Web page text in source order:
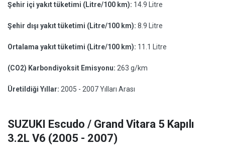
Şehir içi yakıt tüketimi (Litre/100 km): 14.9 Litre
Şehir dışı yakıt tüketimi (Litre/100 km): 8.9 Litre
Ortalama yakıt tüketimi (Litre/100 km): 11.1 Litre
(CO2) Karbondiyoksit Emisyonu: 263 g/km
Üretildiği Yıllar: 2005 - 2007 Yılları Arası
SUZUKI Escudo / Grand Vitara 5 Kapılı
3.2L V6 (2005 - 2007)